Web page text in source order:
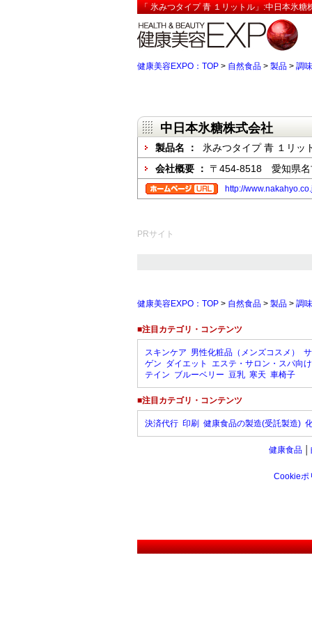
「 氷みつタイプ 青 １リットル」:中日本氷糖
健康美容EXPO：TOP > 自然食品 > 製品 > 調
中日本氷糖株式会社
製品名 ：
氷みつタイプ 青 １リッ
会社概要 ： 〒454-8518 愛知県名
http://
PRサイト
健康美容EXPO：TOP > 自然食品 > 製品 > 調
■注目カテゴリ・コンテンツ
スキンケア 男性化粧品（メンズコスメ）
ゲン ダイエット
エステ・サロン・スパ向け
テイン ブルーベリー 豆乳 寒天 車椅子
■注目カテゴリ・コンテンツ
決済代行 印刷 健康食品の製造(受託製造)
健康食品
Cookieポ